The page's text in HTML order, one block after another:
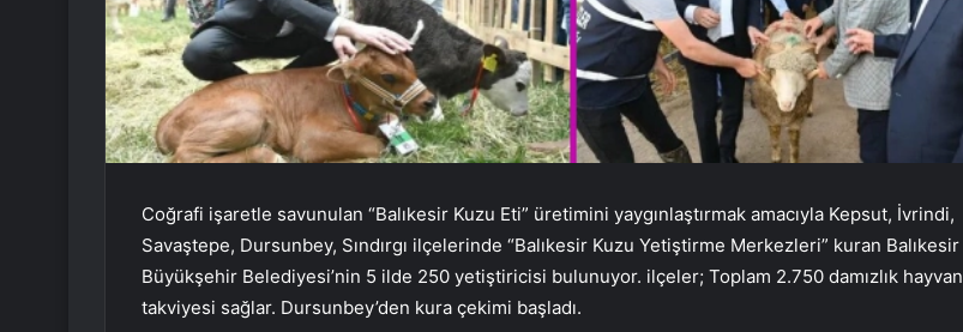
Coğrafi işaretle savunulan “Balıkesir Kuzu Eti” üretimini yaygınlaştırmak amacıyla Kepsut, İvrindi,
Savaştepe, Dursunbey, Sındırgı ilçelerinde “Balıkesir Kuzu Yetiştirme Merkezleri” kuran Balıkesir
Büyükşehir Belediyesi’nin 5 ilde 250 yetiştiricisi bulunuyor. ilçeler; Toplam 2.750 damızlık hayvan
takviyesi sağlar. Dursunbey’den kura çekimi başladı.